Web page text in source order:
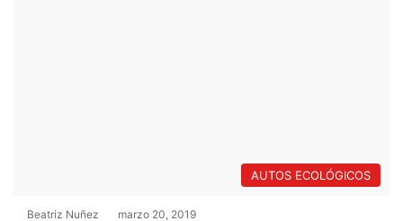
AUTOS ECOLÓGICOS
Beatriz Nuñez marzo 20, 2019